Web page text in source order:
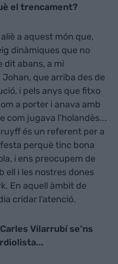
el trencament?
a aquest món que,
dinàmiques que no
dit abans, a mi
que arriba des de
i pels anys que fitxo
a porter i anava amb
com jugava l’holandès...
és un referent per a
perquè tinc bona
i ens preocupem de
ell i les nostres dones
En aquell àmbit de
cridar l’atenció.
Vilarrubí se’ns